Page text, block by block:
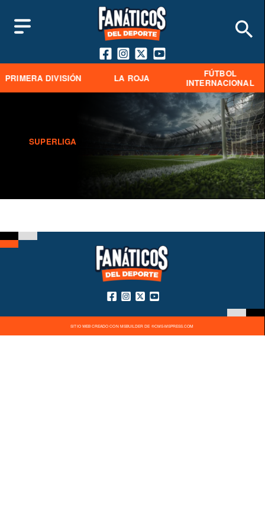
PRIMERA DIVISIÓN LA ROJA
FÚTBOL
INTERNACIONAL
SUPERLIGA
SITIO WEB CREADO CON MSBUILDER DE ®CMS-MSPRESS.COM